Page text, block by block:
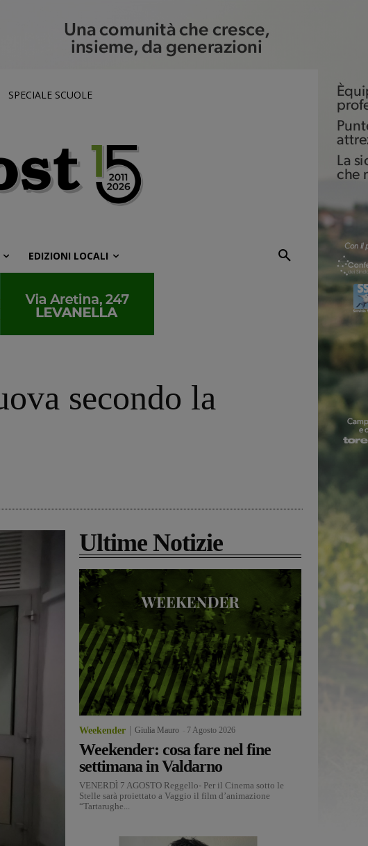
SPECIALE SCUOLE
EDIZIONI LOCALI
secondo la
Ultime Notizie
Weekender Giulia Mauro 7 Agosto 2026
Weekender: cosa fare nel fine
settimana in Valdarno
VENERDÌ 7 AGOSTO Reggello- Per il Cinema sotto le
Stelle sarà proiettato a Vaggio il film d’animazione
“Tartarughe...